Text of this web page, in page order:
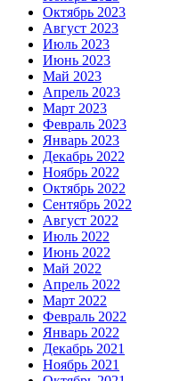
Октябрь 2023
Август 2023
Июль 2023
Июнь 2023
Май 2023
Апрель 2023
Март 2023
Февраль 2023
Январь 2023
Декабрь 2022
Ноябрь 2022
Октябрь 2022
Сентябрь 2022
Август 2022
Июль 2022
Июнь 2022
Май 2022
Апрель 2022
Март 2022
Февраль 2022
Январь 2022
Декабрь 2021
Ноябрь 2021